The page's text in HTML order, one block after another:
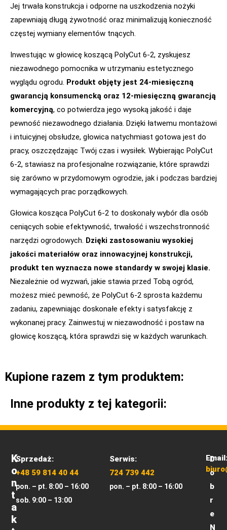
Jej trwała konstrukcja i odporne na uszkodzenia nożyki
zapewniają długą żywotność oraz minimalizują konieczność
częstej wymiany elementów tnących.
Inwestując w głowicę koszącą PolyCut 6-2, zyskujesz
niezawodnego pomocnika w utrzymaniu estetycznego
wyglądu ogrodu. Produkt objęty jest 24-miesięczną
gwarancją konsumencką oraz 12-miesięczną gwarancją
komercyjną, co potwierdza jego wysoką jakość i daje
pewność niezawodnego działania. Dzięki łatwemu montażowi
i intuicyjnej obsłudze, głowica natychmiast gotowa jest do
pracy, oszczędzając Twój czas i wysiłek. Wybierając PolyCut
6-2, stawiasz na profesjonalne rozwiązanie, które sprawdzi
się zarówno w przydomowym ogrodzie, jak i podczas bardziej
wymagających prac porządkowych.
Głowica kosząca PolyCut 6-2 to doskonały wybór dla osób
ceniących sobie efektywność, trwałość i wszechstronność
narzędzi ogrodowych. Dzięki zastosowaniu wysokiej
jakości materiałów oraz innowacyjnej konstrukcji,
produkt ten wyznacza nowe standardy w swojej klasie.
Niezależnie od wyzwań, jakie stawia przed Tobą ogród,
możesz mieć pewność, że PolyCut 6-2 sprosta każdemu
zadaniu, zapewniając doskonałe efekty i satysfakcję z
wykonanej pracy. Zainwestuj w niezawodność i postaw na
głowicę koszącą, która sprawdzi się w każdych warunkach.
Kupione razem z tym produktem:
Inne produkty z tej kategorii:
K
O
N
T
A
K
Sprzedaż:
+48 59 814 40 44
pon. – pt. 8:00 – 16:00
sob. 9:00 – 13:00
Serwis:
724 739 442
pon. – pt. 8:00 – 16:00
Email:
D
o
b
r
e
N